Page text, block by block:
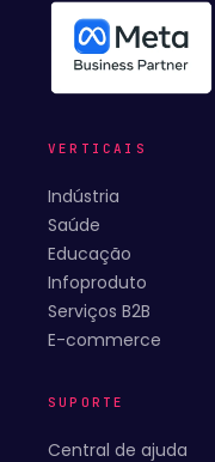
VERTICAIS
Indústria
Saúde
Educação
Infoproduto
Serviços B2B
E-commerce
SUPORTE
Central de ajuda